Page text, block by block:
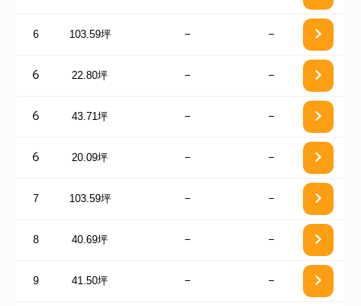
6 103.59坪 − −
6 22.80坪 − −
6 43.71坪 − −
6 20.09坪 − −
7 103.59坪 − −
8 40.69坪 − −
9 41.50坪 − −